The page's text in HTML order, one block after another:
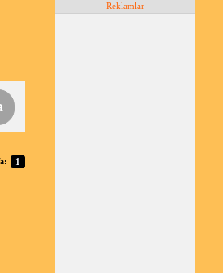
1
Reklamlar